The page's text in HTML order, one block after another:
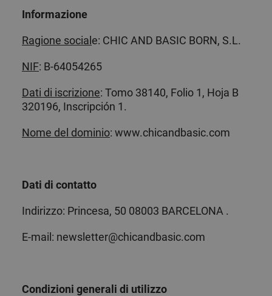
Informazione
Ragione social e: CHIC AND BASIC BORN, S.L.
NIF: B-64054265
Dati di iscrizione: Tomo 38140, Folio 1, Hoja B
320196, Inscripción 1.
Nome del dominio: www.chicandbasic.com
Dati di contatto
Indirizzo: Princesa, 50 08003 BARCELONA .
E-mail: newsletter@chicandbasic.com
Condizioni generali di utilizzo